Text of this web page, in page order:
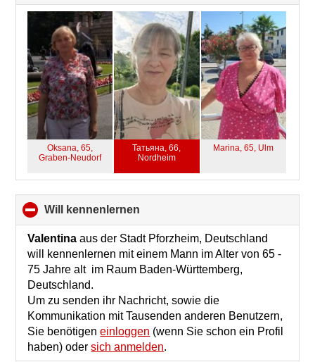
to
collapse
contents
Oksana, 65,
Graben-Neudorf
Татьяна, 66,
Nordheim
Marina, 65, Ulm
will kennenlernen
to
collapse
contents
Valentina aus der Stadt Pforzheim, Deutschland
will kennenlernen mit einem Mann im Alter von 65 -
75 Jahre alt im Raum Baden-Württemberg,
Deutschland.
Um zu senden ihr Nachricht, sowie die
Kommunikation mit Tausenden anderen Benutzern,
Sie benötigeneinloggen (wenn Sie schon ein Profil
haben) odersich anmelden.